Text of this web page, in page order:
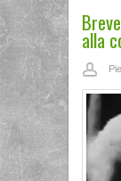
alla